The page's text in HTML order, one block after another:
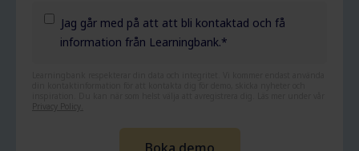
Jag går med på att att bli kontaktad och få
information från Learningbank.*
Privacy Policy.